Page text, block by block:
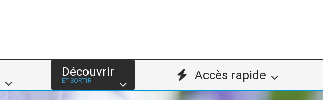
Découvrir
ET SORTIR Accès rapide